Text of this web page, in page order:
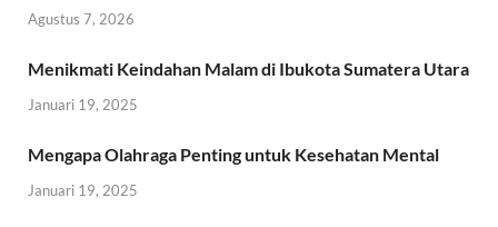
Agustus 7, 2026
Menikmati Keindahan Malam di Ibukota Sumatera Utara
Januari 19, 2025
Mengapa Olahraga Penting untuk Kesehatan Mental
Januari 19, 2025